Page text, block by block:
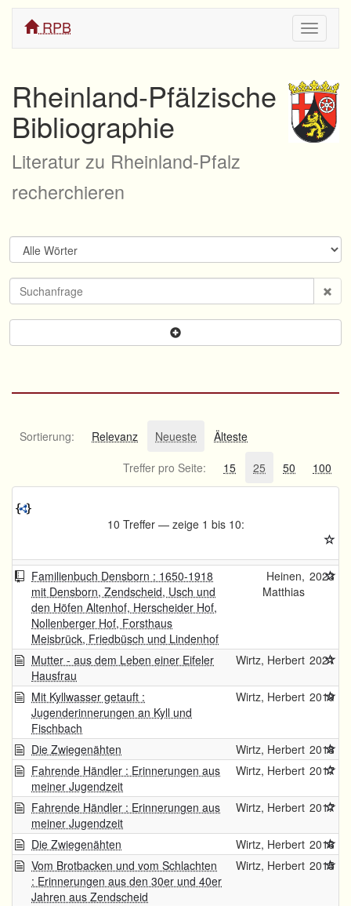
ein/
RPB
Rheinland-Pfälzische
Bibliographie
Literatur zu Rheinland-Pfalz
recherchieren
Sortierung: Relevanz Neueste
Älteste
Treffer pro Seite:
15 25 50 100
10 Treffer — zeige 1 bis 10:
Familienbuch Densborn : 1650-1918
mit Densborn, Zendscheid, Usch und
den Höfen Altenhof, Herscheider Hof,
Nollenberger Hof, Forsthaus
Meisbrück, Friedbüsch und Lindenhof
Heinen,
Matthias
2023
Mutter - aus dem Leben einer Eifeler
Hausfrau
Wirtz, Herbert 2021
Mit Kyllwasser getauft :
Jugenderinnerungen an Kyll und
Fischbach
Wirtz, Herbert 2019
Die Zwiegenähten Wirtz, Herbert 2018
Fahrende Händler : Erinnerungen aus
meiner Jugendzeit
Wirtz, Herbert 2017
Fahrende Händler : Erinnerungen aus
meiner Jugendzeit
Wirtz, Herbert 2017
Die Zwiegenähten Wirtz, Herbert 2016
Vom Brotbacken und vom Schlachten
: Erinnerungen aus den 30er und 40er
Jahren aus Zendscheid
Wirtz, Herbert 2015